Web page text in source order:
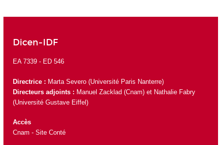
Dicen-IDF
EA 7339 - ED 546
Directrice : Marta Severo(Université Paris Nanterre)
Directeurs adjoints : Manuel Zacklad (Cnam) et Nathalie Fabry
(Université Gustave Eiffel)
Accès
Cnam - Site Conté